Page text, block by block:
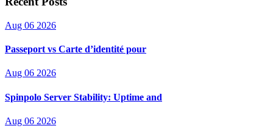
Aug 06 2026
Passeport vs Carte d’identité pour
Aug 06 2026
Spinpolo Server Stability: Uptime and
Aug 06 2026